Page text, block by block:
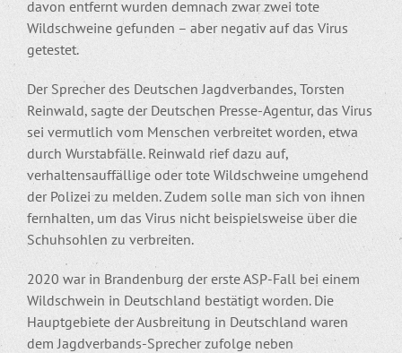
davon entfernt wurden demnach zwar zwei tote
Wildschweine gefunden – aber negativ auf das Virus
getestet.
Der Sprecher des Deutschen Jagdverbandes, Torsten
Reinwald, sagte der Deutschen Presse-Agentur, das Virus
sei vermutlich vom Menschen verbreitet worden, etwa
durch Wurstabfälle. Reinwald rief dazu auf,
verhaltensauffällige oder tote Wildschweine umgehend
der Polizei zu melden. Zudem solle man sich von ihnen
fernhalten, um das Virus nicht beispielsweise über die
Schuhsohlen zu verbreiten.
2020 war in Brandenburg der erste ASP-Fall bei einem
Wildschwein in Deutschland bestätigt worden. Die
Hauptgebiete der Ausbreitung in Deutschland waren
dem Jagdverbands-Sprecher zufolge neben